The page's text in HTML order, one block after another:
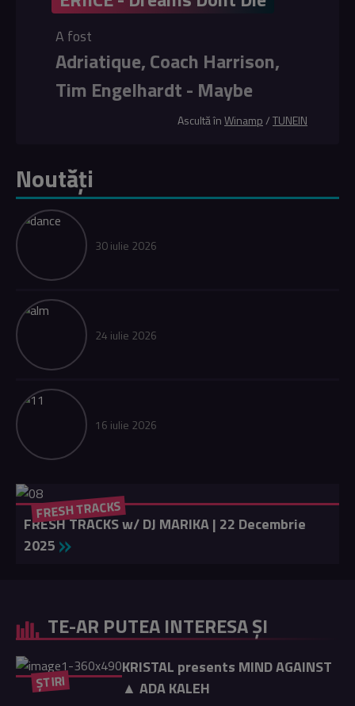
A fost
Adriatique, Coach Harrison,
Tim Engelhardt - Maybe
Ascultă înWinamp/TUNEIN
Noutăți
30 iulie 2026
24 iulie 2026
16 iulie 2026
FRESH TRACKS
FRESH TRACKS w/ DJ MARIKA | 22 Decembrie
2025
TE-AR PUTEA INTERESA ȘI
ȘTIRI
KRISTAL presents MIND AGAINST
▲ ADA KALEH